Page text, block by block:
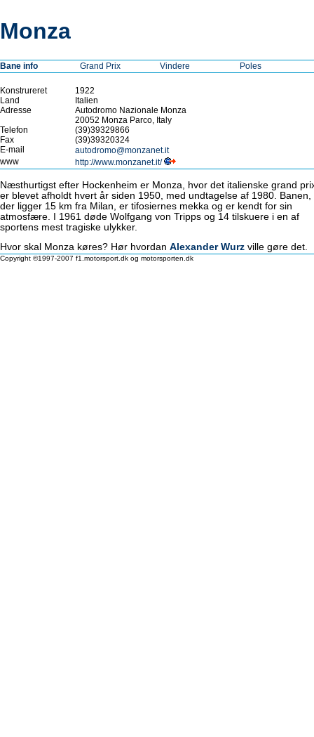
Monza
Bane info Grand Prix Vindere Poles
Konstrureret
1922
Land
Italien
Adresse
Autodromo Nazionale Monza
20052 Monza Parco, Italy
Telefon
(39)39329866
Fax
(39)39320324
E-mail
autodromo@monzanet.it
www
http://www.monzanet.it/
Næsthurtigst efter Hockenheim er Monza, hvor det italienske grand
er blevet afholdt hvert år siden 1950, med undtagelse af 1980. Banen,
der ligger 15 km fra Milan, er tifosiernes mekka og er kendt for sin
atmosfære. I 1961 døde Wolfgang von Tripps og 14 tilskuere i en af
sportens mest tragiske ulykker.
Hvor skal Monza køres? Hør hvordan Alexander Wurz ville gøre det.
Copyright ©1997-2007 f1.motorsport.dk og motorsporten.dk